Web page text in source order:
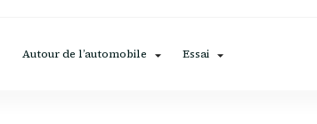
Autour de l’automobile Essai